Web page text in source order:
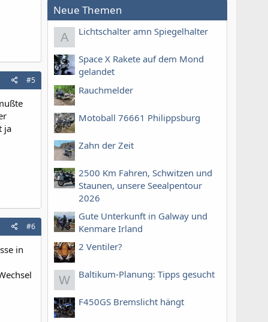
#5
ja
#6
in
Neue Themen
A Lichtschalter amn Spiegelhalter
Space X Rakete auf dem Mond
gelandet
Rauchmelder
Motoball 76661 Philippsburg
Zahn der Zeit
2500 Km Fahren, Schwitzen und
Staunen, unsere Seealpentour
2026
Gute Unterkunft in Galway und
Kenmare Irland
2 Ventiler?
W Baltikum-Planung: Tipps gesucht
F450GS Bremslicht hängt